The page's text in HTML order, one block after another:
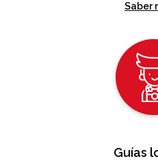
Saber
Guías